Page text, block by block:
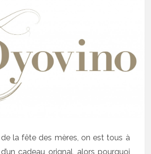
de la fête des mères, on est tous à
cadeau orignal, alors pourquoi